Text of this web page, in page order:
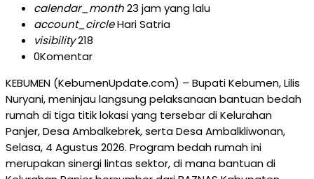
calendar_month23 jam yang lalu
account_circleHari Satria
visibility218
0Komentar
KEBUMEN (KebumenUpdate.com) – Bupati Kebumen, Lilis
Nuryani, meninjau langsung pelaksanaan bantuan bedah
rumah di tiga titik lokasi yang tersebar di Kelurahan
Panjer, Desa Ambalkebrek, serta Desa Ambalkliwonan,
Selasa, 4 Agustus 2026. Program bedah rumah ini
merupakan sinergi lintas sektor, di mana bantuan di